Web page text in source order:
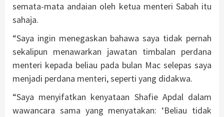
semata-mata andaian oleh ketua menteri Sabah itu
sahaja.
“Saya ingin menegaskan bahawa saya tidak pernah
sekalipun menawarkan jawatan timbalan perdana
menteri kepada beliau pada bulan Mac selepas saya
menjadi perdana menteri, seperti yang didakwa.
“Saya menyifatkan kenyataan Shafie Apdal dalam
wawancara sama yang menyatakan: ‘Beliau tidak